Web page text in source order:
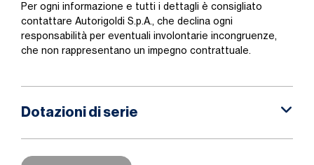
Per ogni informazione e tutti i dettagli è consigliato
contattare Autorigoldi S.p.A., che declina ogni
responsabilità per eventuali involontarie incongruenze,
che non rappresentano un impegno contrattuale.
Dotazioni di serie